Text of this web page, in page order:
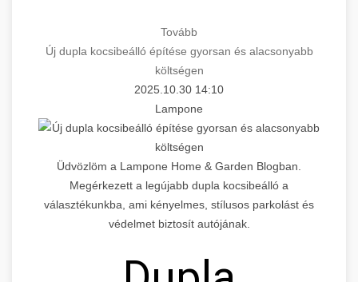
Tovább
Új dupla kocsibeálló építése gyorsan és alacsonyabb
költségen
2025.10.30 14:10
Lampone
Üdvözlöm a Lampone Home & Garden Blogban.
Megérkezett a legújabb dupla kocsibeálló a
választékunkba, ami kényelmes, stílusos parkolást és
védelmet biztosít autójának.